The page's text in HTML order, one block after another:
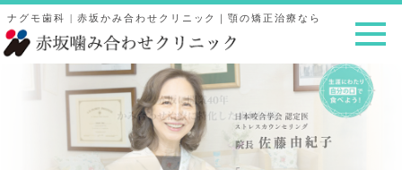
ナグモ歯科 | 赤坂かみ合わせクリニック｜顎の矯正治療なら